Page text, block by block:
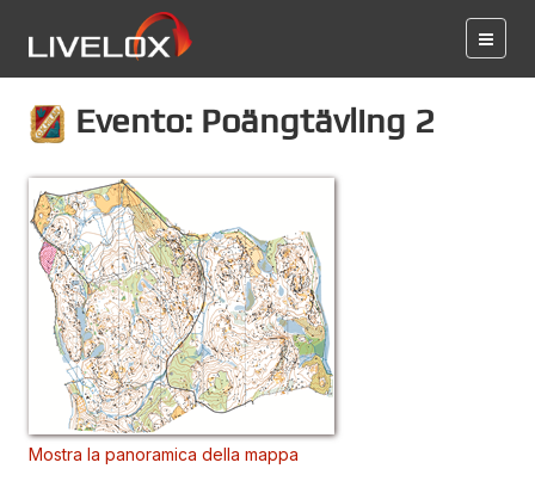
Evento: Poängtävling 2
Mostra la panoramica della mappa